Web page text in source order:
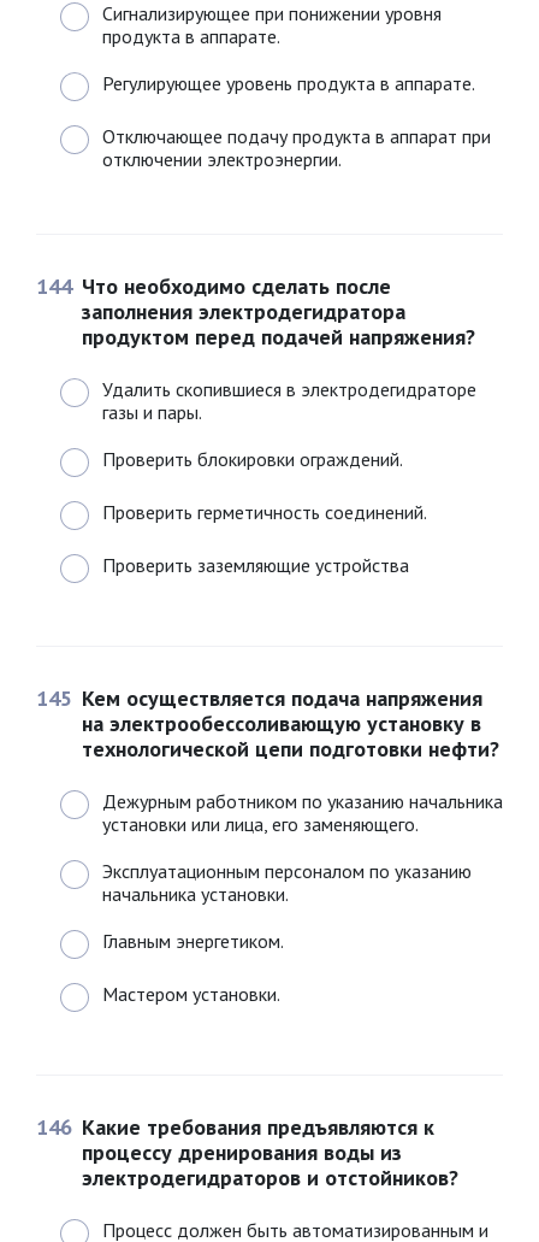
Сигнализирующее при понижении уровня
продукта в аппарате.
Регулирующее уровень продукта в аппарате.
Отключающее подачу продукта в аппарат при
отключении электроэнергии.
144 Что необходимо сделать после
заполнения электродегидратора
продуктом перед подачей напряжения?
Удалить скопившиеся в электродегидраторе
газы и пары.
Проверить блокировки ограждений.
Проверить герметичность соединений.
Проверить заземляющие устройства
145 Кем осуществляется подача напряжения
на электрообессоливающую установку в
технологической цепи подготовки нефти?
Дежурным работником по указанию начальника
установки или лица, его заменяющего.
Эксплуатационным персоналом по указанию
начальника установки.
Главным энергетиком.
Мастером установки.
146 Какие требования предъявляются к
процессу дренирования воды из
электродегидраторов и отстойников?
Процесс должен быть автоматизированным и